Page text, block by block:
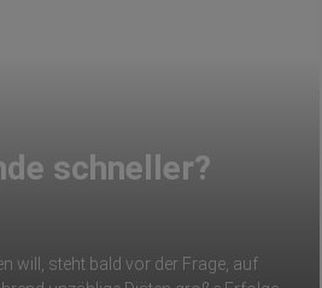
schneller?
will, steht bald vor der Frage, auf